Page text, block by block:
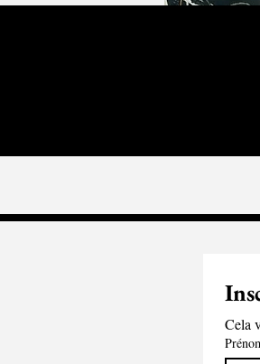
Cela